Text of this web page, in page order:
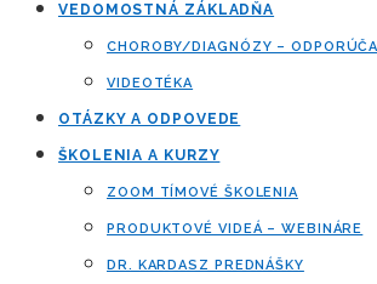
VEDOMOSTNÁ ZÁKLADŇA
CHOROBY/DIAGNÓZY –
VIDEOTÉKA
OTÁZKY A ODPOVEDE
ŠKOLENIA A KURZY
ZOOM TÍMOVÉ ŠKOLENIA
PRODUKTOVÉ VIDEÁ – WEBINÁRE
DR. KARDASZ PREDNÁŠKY